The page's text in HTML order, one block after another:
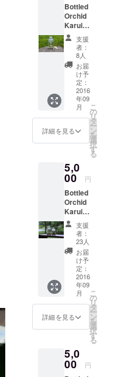
した。8月に
ご支援いた
だいた皆様
との交流に
は大いに励
Orchidをこ
れからもっ
知を高めて
考えまし
つきまし
て、再度
Bottled
Orchidをご
紹介させて
いただきま
リターンに
つきまして
は加減乗除
をしよりご
利用してい
いように配
慮致しまし
いがど
うして
よいか
わから
ない、
あるい
はお部
屋の観
葉植物
を手入
れして
よみが
えらせ
たい。
プロが
お手入
仕立て
直しご
返送い
たしま
す。 ま
ずは着
払いで
当園ま
で蘭を
お送り
いただ
きま
す。
「どの
か」
「どの
Bottled
Orchid
Karuiza
wa お試
しコー
メンテ
ナンス
でハン
センス
な新し
い癒し
のイン
テリア
Bottled
wa を１
本お手
元でお
楽しみ
くださ
い。 リ
ターン
内容
（５９
０円の
お得に
なりま
す）
Bottled
Orchid
１本 丁
寧なお
Bottled
Orchid
支援
者：
8人
お届
け予
定：
2016
年09
月
詳細を見る
こ
の
リ
タ
ー
ン
を
選
択
す
る
5,0
00 円
Bottled
Orchid
Karuiza
wa お試
しコー
メンテ
ナンス
でハン
センス
な新し
い癒し
のイン
テリア
Bottled
wa を２
本お手
元でお
支援
者：
23人
お届
け予
定：
2016
年09
月
詳細を見る
こ
の
リ
タ
ー
ン
を
選
択
す
る
5,0
00 円